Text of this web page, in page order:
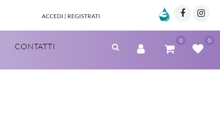
ACCEDI | REGISTRATI
Marzia Clinic
CONTATTI
0 0